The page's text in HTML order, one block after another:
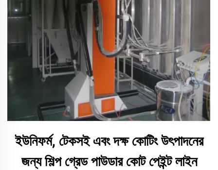
ইউনিফর্ম, টেকসই এবং দক্ষ কোটিং উৎপাদনের
জন্য শিল্প গ্রেড পাউডার কোট পেইন্ট লাইন